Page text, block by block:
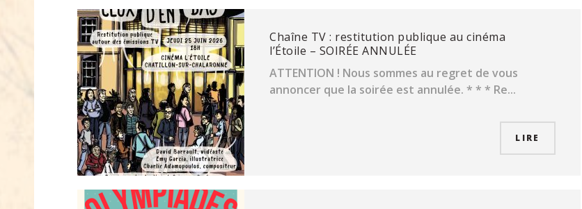
Chaîne TV : restitution publique au cinéma
l’Étoile – SOIRÉE ANNULÉE
ATTENTION ! Nous sommes au regret de vous
annoncer que la soirée est annulée. * * * Re...
LIRE